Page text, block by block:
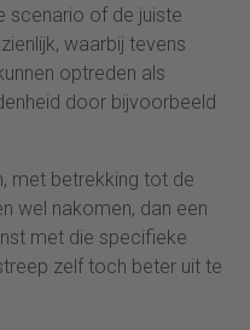
scenario of de juiste
waarbij tevens
optreden als
door bijvoorbeeld
met betrekking tot de
wel nakomen, dan een
met die specifieke
zelf toch beter uit te